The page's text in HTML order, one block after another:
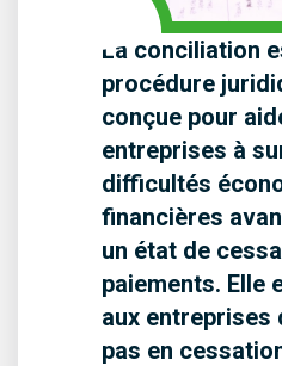
La conciliation
procédure
conçue pour
entreprises à
difficultés
financières
un état de
paiements. Elle
aux entreprises
pas en